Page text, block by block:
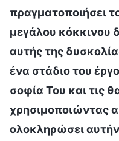
πραγματοποιήσει
μεγάλου
αυτής της
ένα στάδιο του
σοφία Του και τις
χρησιμοποιώντας
ολοκληρώσει